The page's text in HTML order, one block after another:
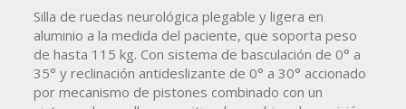
Silla de ruedas neurológica plegable y ligera en
aluminio a la medida del paciente, que soporta peso
de hasta 115 kg. Con sistema de basculación de 0° a
35° y reclinación antideslizante de 0° a 30° accionado
por mecanismo de pistones combinado con un